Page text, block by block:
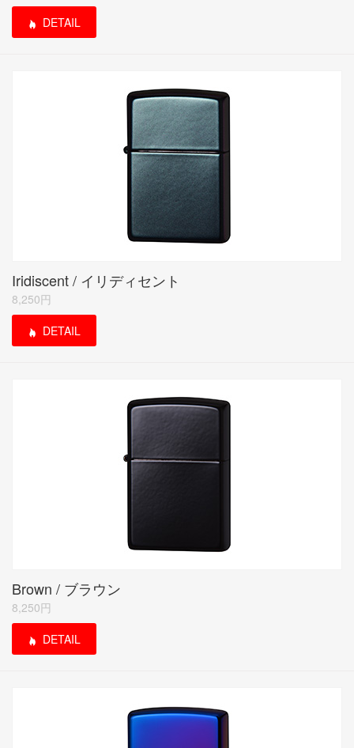
DETAIL
Iridiscent / イリディセント
8,250円
DETAIL
Brown / ブラウン
8,250円
DETAIL